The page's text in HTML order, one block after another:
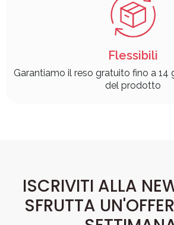
Flessibili
Garantiamo il reso gratuito fino a 14
del prodotto
ISCRIVITI ALLA
SFRUTTA